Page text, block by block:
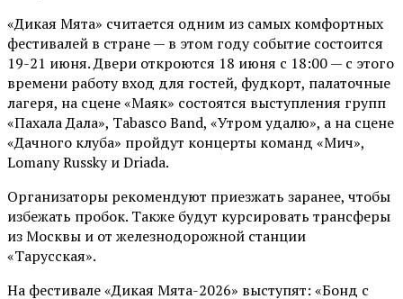
«Дикая Мята» считается одним из самых комфортных
фестивалей в стране — в этом году событие состоится
19-21 июня. Двери откроются 18 июня с 18:00 — с этого
времени работу вход для гостей, фудкорт, палаточные
лагеря, на сцене «Маяк» состоятся выступления групп
«Пахала Дала», Tabasco Band, «Утром удалю», а на сцене
«Дачного клуба» пройдут концерты команд «Мич»,
Lomany Russky и Driada.
Организаторы рекомендуют приезжать заранее, чтобы
избежать пробок. Также будут курсировать трансферы
из Москвы и от железнодорожной станции
«Тарусская».
На фестивале «Дикая Мята-2026» выступят: «Бонд с